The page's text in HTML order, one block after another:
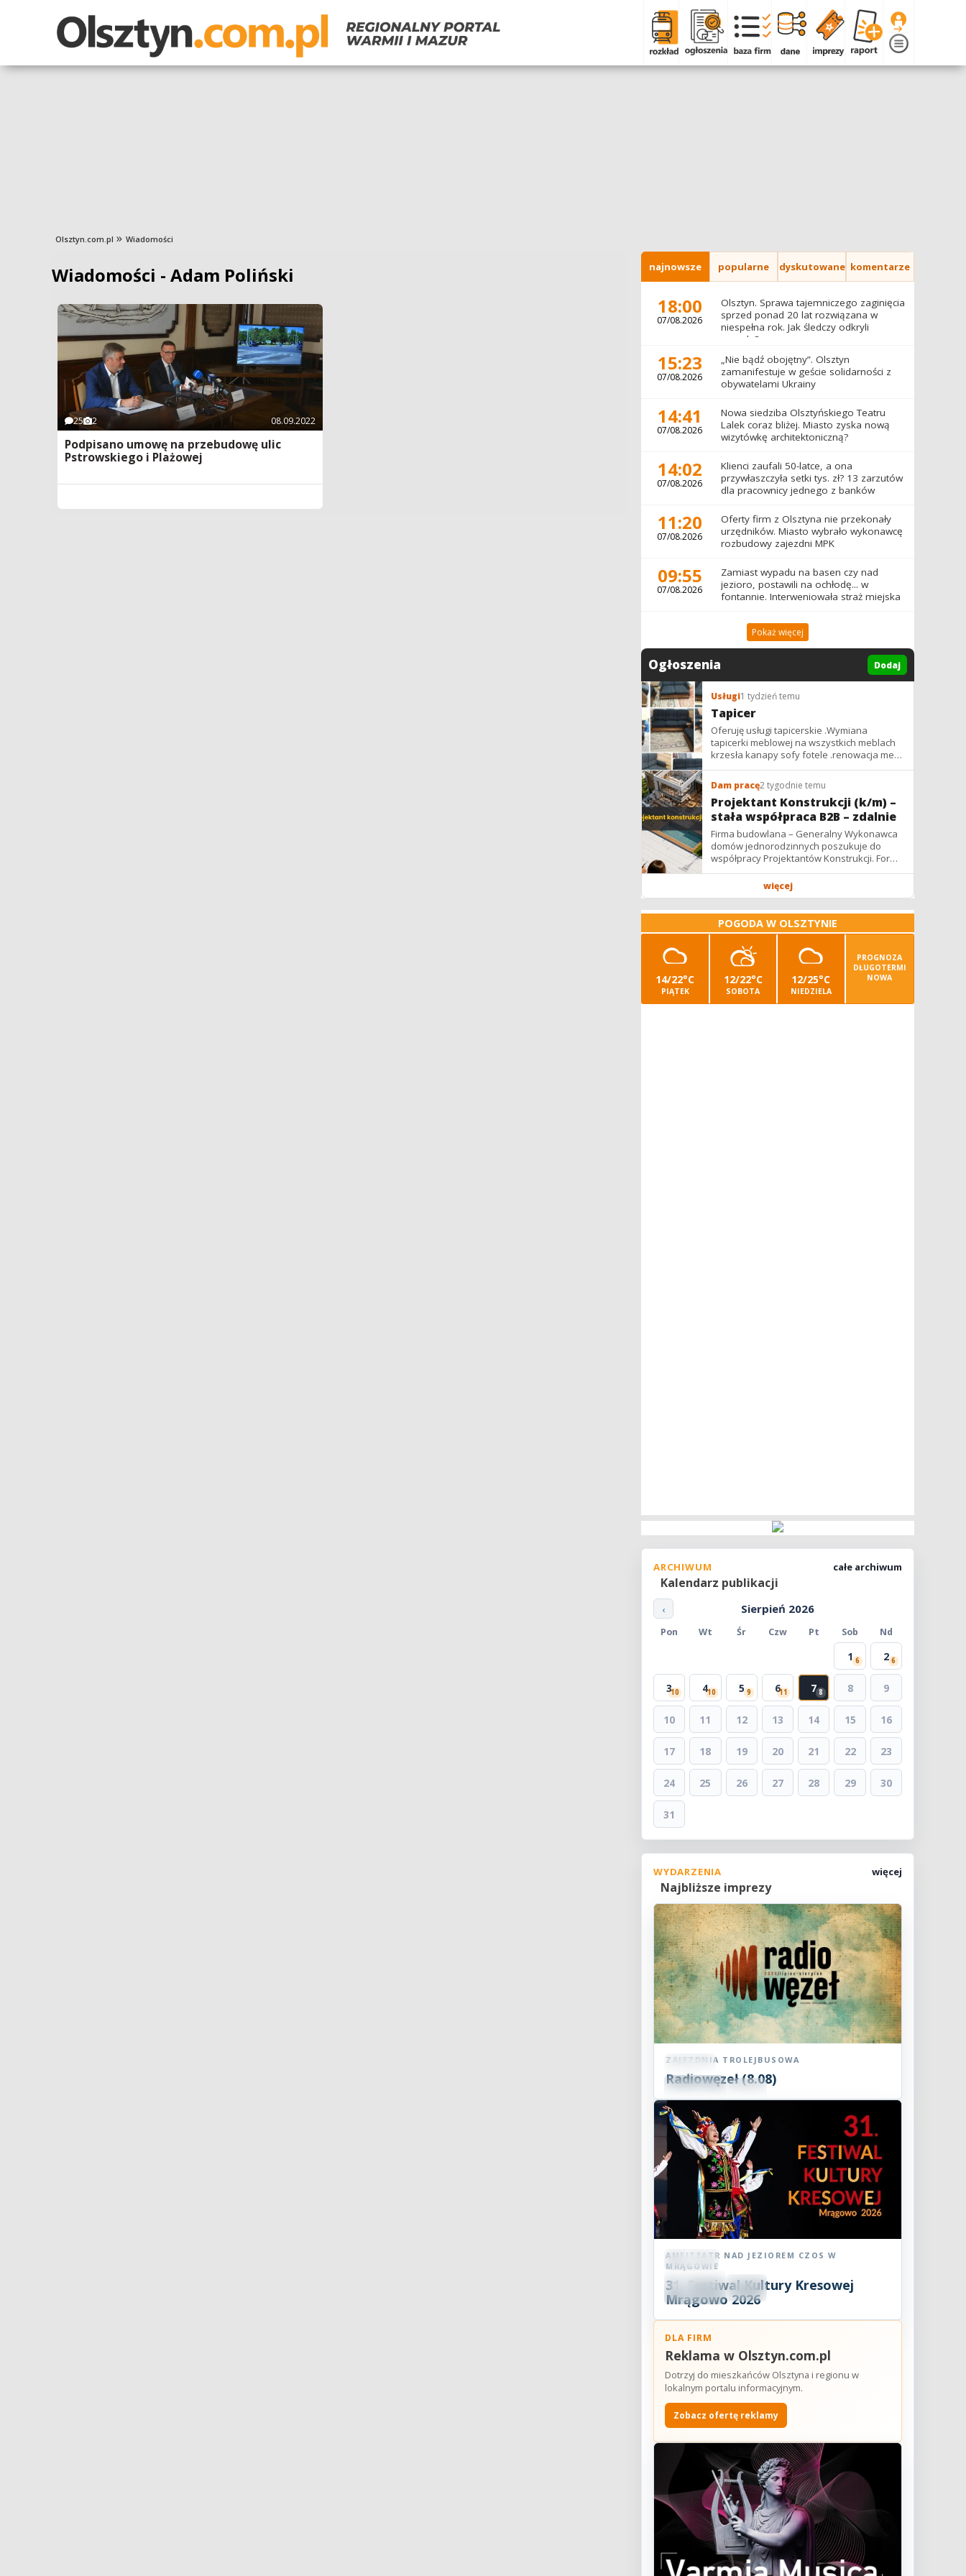
Olsztyn.com.pl Wiadomości
Wiadomości - Adam Poliński
25 2 08.09.2022
Podpisano umowę na przebudowę ulic
Pstrowskiego i Plażowej
najnowsze popularne dyskutowane komentarze
18:00
07/08.2026
Olsztyn. Sprawa tajemniczego zaginięcia
sprzed ponad 20 lat rozwiązana w
niespełna rok. Jak śledczy odkryli
prawdę?
15:23
07/08.2026
„Nie bądź obojętny”. Olsztyn
zamanifestuje w geście solidarności z
obywatelami Ukrainy
14:41
07/08.2026
Nowa siedziba Olsztyńskiego Teatru
Lalek coraz bliżej. Miasto zyska nową
wizytówkę architektoniczną?
14:02
07/08.2026
Klienci zaufali 50-latce, a ona
przywłaszczyła setki tys. zł? 13 zarzutów
dla pracownicy jednego z banków
11:20
07/08.2026
Oferty firm z Olsztyna nie przekonały
urzędników. Miasto wybrało wykonawcę
rozbudowy zajezdni MPK
09:55
07/08.2026
Zamiast wypadu na basen czy nad
jezioro, postawili na ochłodę... w
fontannie. Interweniowała straż miejska
Pokaż więcej
Ogłoszenia Dodaj
Usługi1 tydzień temu
Tapicer
Oferuję usługi tapicerskie .Wymiana
tapicerki meblowej na wszystkich meblach
krzesła kanapy sofy fotele .renowacja mebli
vintage,PRL. glamur
Dam pracę2 tygodnie temu
Projektant Konstrukcji (k/m) –
stała współpraca B2B – zdalnie
Firma budowlana – Generalny Wykonawca
domów jednorodzinnych poszukuje do
współpracy Projektantów Konstrukcji. Forma
współpracy: B2B / podwykonawstwo –
więcej
POGODA W OLSZTYNIE
14/22°C
PIĄTEK
12/22°C
SOBOTA
12/25°C
NIEDZIELA
PROGNOZA
DŁUGOTERMI
NOWA
ARCHIWUM
Kalendarz publikacji
całe archiwum
‹ Sierpień 2026
Pon Wt Śr Czw Pt Sob Nd
1 6 2 6
310 410 5 9 611 7 8 8 9
10 11 12 13 14 15 16
17 18 19 20 21 22 23
24 25 26 27 28 29 30
31
WYDARZENIA
Najbliższe imprezy
więcej
Koncert
08 SIE
2026
ZAJEZDNIA TROLEJBUSOWA
Radiowęzeł (8.08)
08 SIE 18:30
AMFITEATR NAD JEZIOREM CZOS W
MRĄGOWIE
31. Festiwal Kultury Kresowej
Mrągowo 2026
DLA FIRM
Reklama w Olsztyn.com.pl
Dotrzyj do mieszkańców Olsztyna i regionu w
lokalnym portalu informacyjnym.
Zobacz ofertę reklamy